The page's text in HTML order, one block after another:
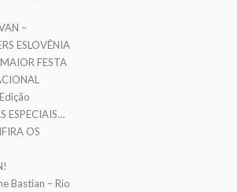
–
ESLOVÊNIA
FESTA
ESPECIAIS…
OS
Bastian – Rio